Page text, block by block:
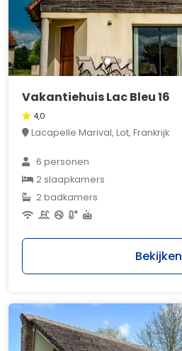
Vakantiehuis Lac Bleu 16
4,0
Lacapelle Marival, Lot, Frankrijk
6 personen
2 slaapkamers
2 badkamers
Bekijken